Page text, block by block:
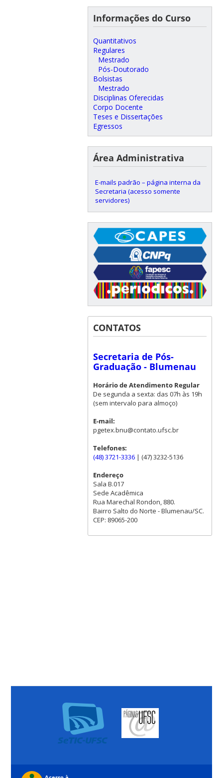
Informações do Curso
Quantitativos
Regulares
Mestrado
Pós-Doutorado
Bolsistas
Mestrado
Disciplinas Oferecidas
Corpo Docente
Teses e Dissertações
Egressos
Área Administrativa
E-mails padrão – página interna da
Secretaria (acesso somente
servidores)
CONTATOS
Secretaria de Pós-
Graduação - Blumenau
Horário de Atendimento Regular
De segunda a sexta: das 07h às 19h
(sem intervalo para almoço)
E-mail:
pgetex.bnu@contato.ufsc.br
Telefones:
(48) 3721-3336| (47) 3232-5136
Endereço
Sala B.017
Sede Acadêmica
Rua Marechal Rondon, 880.
Bairro Salto do Norte - Blumenau/SC.
CEP: 89065-200